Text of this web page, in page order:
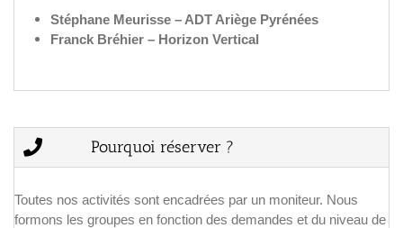
Spéléologie
Escalade
Infos pratiques
Stéphane Meurisse – ADT Ariège Pyrénées
Franck Bréhier – Horizon Vertical
Pourquoi réserver ?
Toutes nos activités sont encadrées par un moniteur. Nous
formons les groupes en fonction des demandes et du niveau de